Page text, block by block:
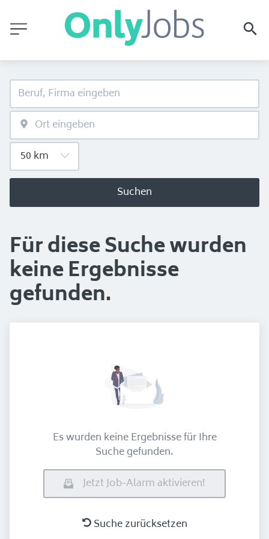
Suchen
Für diese Suche wurden
keine Ergebnisse
gefunden.
Es wurden keine Ergebnisse für Ihre
Suche gefunden.
Jetzt Job-Alarm aktivieren!
Suche zurücksetzen